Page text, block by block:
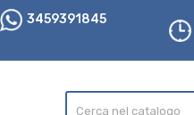
3459391845